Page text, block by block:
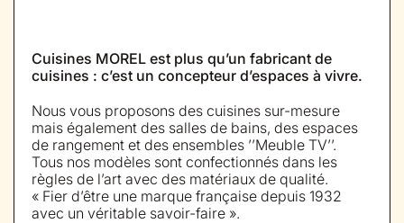
Cuisines MOREL est plus qu’un fabricant de
cuisines : c’est un concepteur d’espaces à vivre.
Nous vous proposons des cuisines sur-mesure
mais également des salles de bains, des espaces
de rangement et des ensembles ’’Meuble TV’’.
Tous nos modèles sont confectionnés dans les
règles de l’art avec des matériaux de qualité.
« Fier d’être une marque française depuis 1932
avec un véritable savoir-faire ».